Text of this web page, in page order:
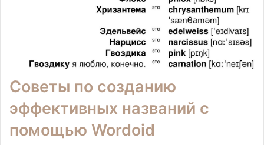
Советы по созданию
эффективных названий с
помощью Wordoid